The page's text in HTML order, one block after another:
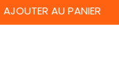
AJOUTER AU PANIER